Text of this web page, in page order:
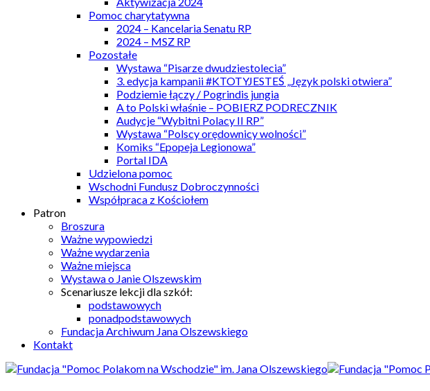
Pomoc charytatywna
2024 – Kancelaria Senatu RP
2024 – MSZ RP
Pozostałe
Wystawa “Pisarze dwudziestolecia”
3. edycja kampanii #KTOTYJESTEŚ „Język polski otwiera”
Podziemie łączy / Pogrindis jungia
A to Polski właśnie – POBIERZ PODRECZNIK
Audycje “Wybitni Polacy II RP”
Wystawa “Polscy orędownicy wolności”
Komiks “Epopeja Legionowa”
Portal IDA
Udzielona pomoc
Wschodni Fundusz Dobroczynności
Współpraca z Kościołem
Patron
Broszura
Ważne wypowiedzi
Ważne wydarzenia
Ważne miejsca
Wystawa o Janie Olszewskim
Scenariusze lekcji dla szkół:
podstawowych
ponadpodstawowych
Fundacja Archiwum Jana Olszewskiego
Kontakt